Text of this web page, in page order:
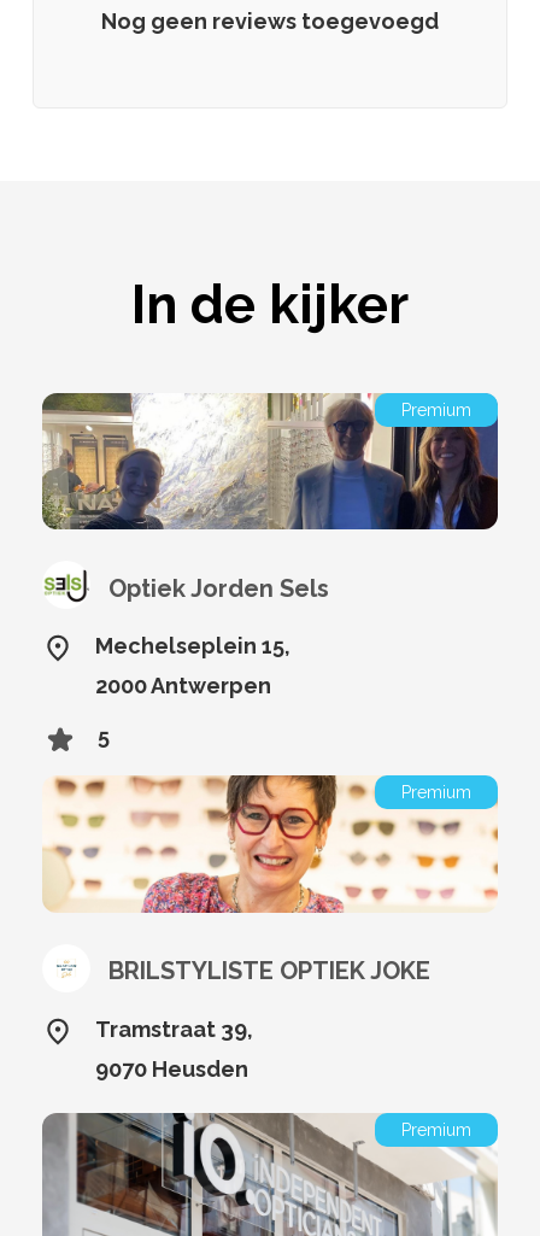
Nog geen reviews toegevoegd
In de kijker
Premium
Optiek Jorden Sels
Mechelseplein 15,
2000 Antwerpen
5
Premium
BRILSTYLISTE OPTIEK JOKE
Tramstraat 39,
9070 Heusden
Premium